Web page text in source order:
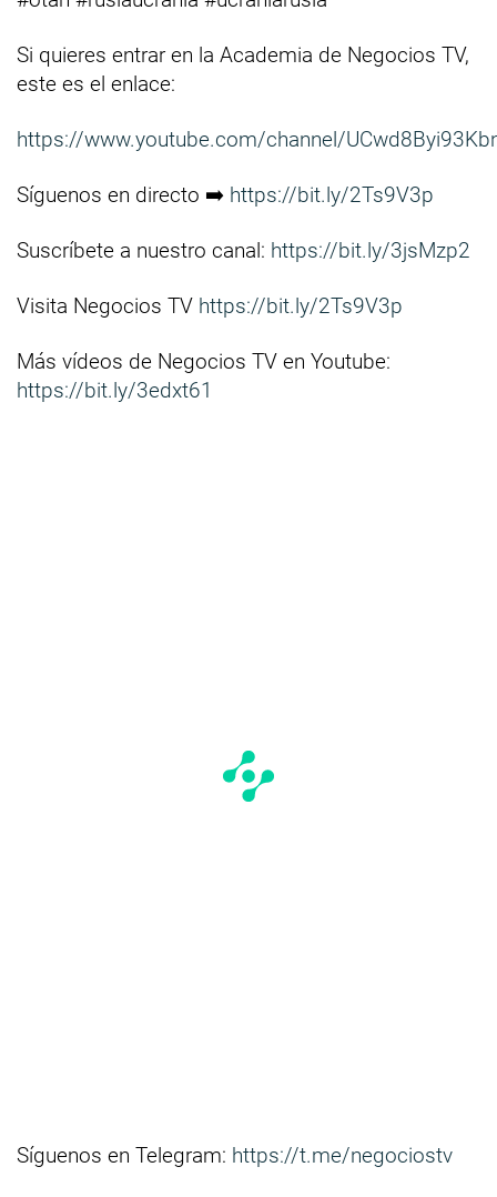
Si quieres entrar en la Academia de Negocios TV,
este es el enlace:
https://www.youtube.com/channel/
Síguenos en directo ➡️ https://bit.ly/2Ts9V3p
Suscríbete a nuestro canal: https://bit.ly/3jsMzp2
Visita Negocios TV https://bit.ly/2Ts9V3p
Más vídeos de Negocios TV en Youtube:
https://bit.ly/3edxt61
Síguenos en Telegram: https://t.me/negociostv